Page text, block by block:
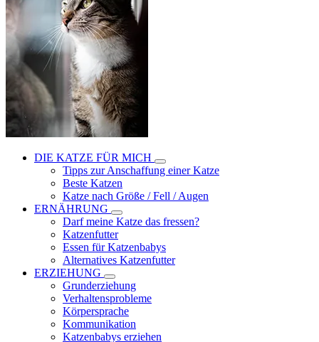
DIE KATZE FÜR MICH
Tipps zur Anschaffung einer Katze
Beste Katzen
Katze nach Größe / Fell / Augen
ERNÄHRUNG
Darf meine Katze das fressen?
Katzenfutter
Essen für Katzenbabys
Alternatives Katzenfutter
ERZIEHUNG
Grunderziehung
Verhaltensprobleme
Körpersprache
Kommunikation
Katzenbabys erziehen